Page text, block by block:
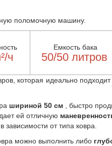
поломочную машину.
ч
Емкость бака
50/50 литров
которая идеально
шириной 50 см, быстро
ей отличную
зависимости от типа ковра.
можно выполнить либо